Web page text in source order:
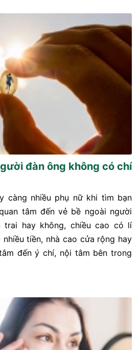
đàn ông không có chí
càng nhiều phụ nữ khi tìm bạn
tâm đến vẻ bề ngoài người
hay không, chiều cao có lí
tiền, nhà cao cửa rộng hay
đến ý chí, nội tâm bên trong